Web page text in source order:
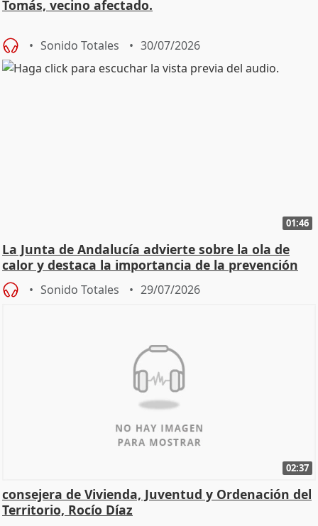
Tomás, vecino afectado.
Sonido Totales 30/07/2026
01:46
La Junta de Andalucía advierte sobre la ola de
calor y destaca la importancia de la prevención
Sonido Totales 29/07/2026
02:37
consejera de Vivienda, Juventud y Ordenación del
Territorio, Rocío Díaz